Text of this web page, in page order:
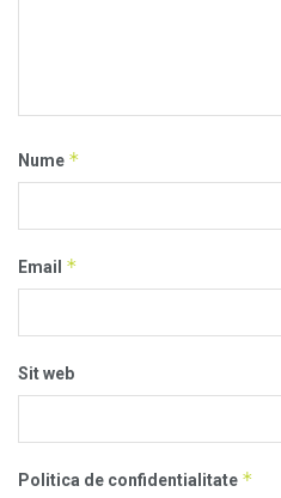
Nume *
Email *
Sit web
Politica de confidentialitate *